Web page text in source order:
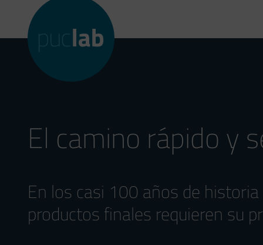
El camino rápido y
En los casi 100 años de
productos finales requieren su